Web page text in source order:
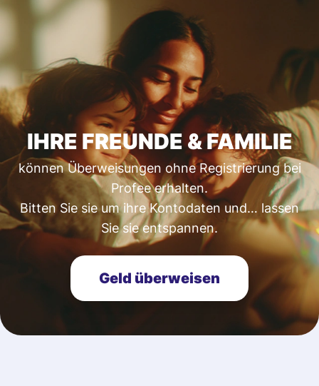
IHRE FREUNDE & FAMILIE
können Überweisungen ohne Registrierung bei
Profee erhalten.
Bitten Sie sie um ihre Kontodaten und… lassen
Sie sie entspannen.
Geld überweisen